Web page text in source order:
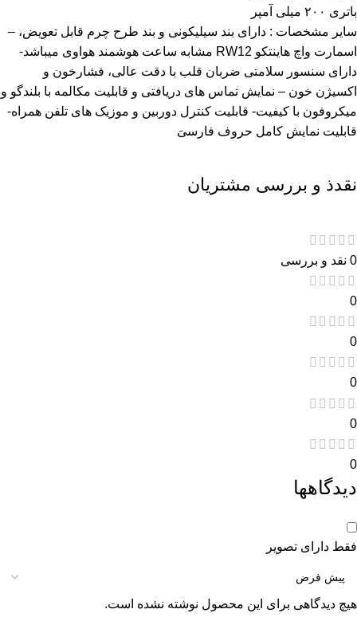
باتری ۲۰۰ میلی آمپر
سایر مشخصات : دارای بند سیلیکونی و بند طرح چرم قابل تعویض، –
اسمارت واچ هاینتکو RW12 مشابه ساعت هوشمند هواوی میباشد-
دارای سنسور سلامتی ضربان قلب با دقت عالی، فشارخون و
اکسیژن خون – نمایش تماس های دریافتی و قابلیت مکالمه با بلندگو و
میکروفون با کیفیت- قابلیت کنترل دوربین و موزیک های تلفن همراه-
قابلیت نمایش کامل حروف فارسیَ
نقدذ و بررسی مشتریان
0 نقد و بررسی
0
0
0
0
0
دیدگاهها
فقط دارای تصویر
هیچ دیدگاهی برای این محصول نوشته نشده است.